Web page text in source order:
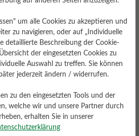
um alle Cookies zu akzeptieren und
zu navigieren, oder auf „Individuelle
detaillierte Beschreibung der Cookie-
der eingesetzten Cookies zu
Auswahl zu treffen. Sie können
jederzeit ändern / widerrufen.
zu den eingesetzten Tools und der
welche wir und unsere Partner durch
erhalten Sie in unserer